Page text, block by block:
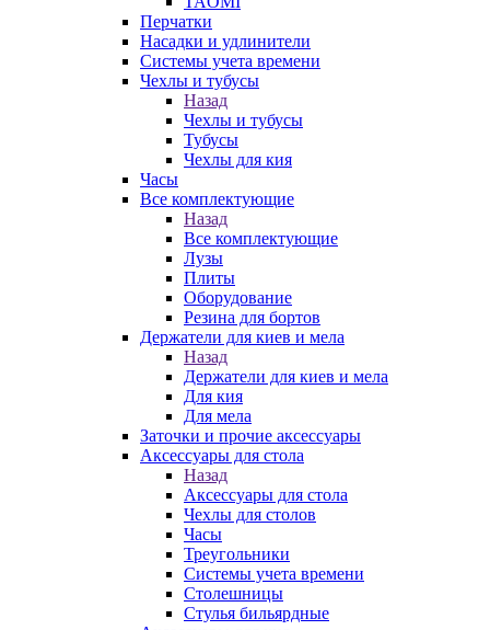
Перчатки
Насадки и удлинители
Системы учета времени
Чехлы и тубусы
Назад
Чехлы и тубусы
Тубусы
Чехлы для кия
Часы
Все комплектующие
Назад
Все комплектующие
Лузы
Плиты
Оборудование
Резина для бортов
Держатели для киев и мела
Назад
Держатели для киев и мела
Для кия
Для мела
Заточки и прочие аксессуары
Аксессуары для стола
Назад
Аксессуары для стола
Чехлы для столов
Часы
Треугольники
Системы учета времени
Столешницы
Стулья бильярдные